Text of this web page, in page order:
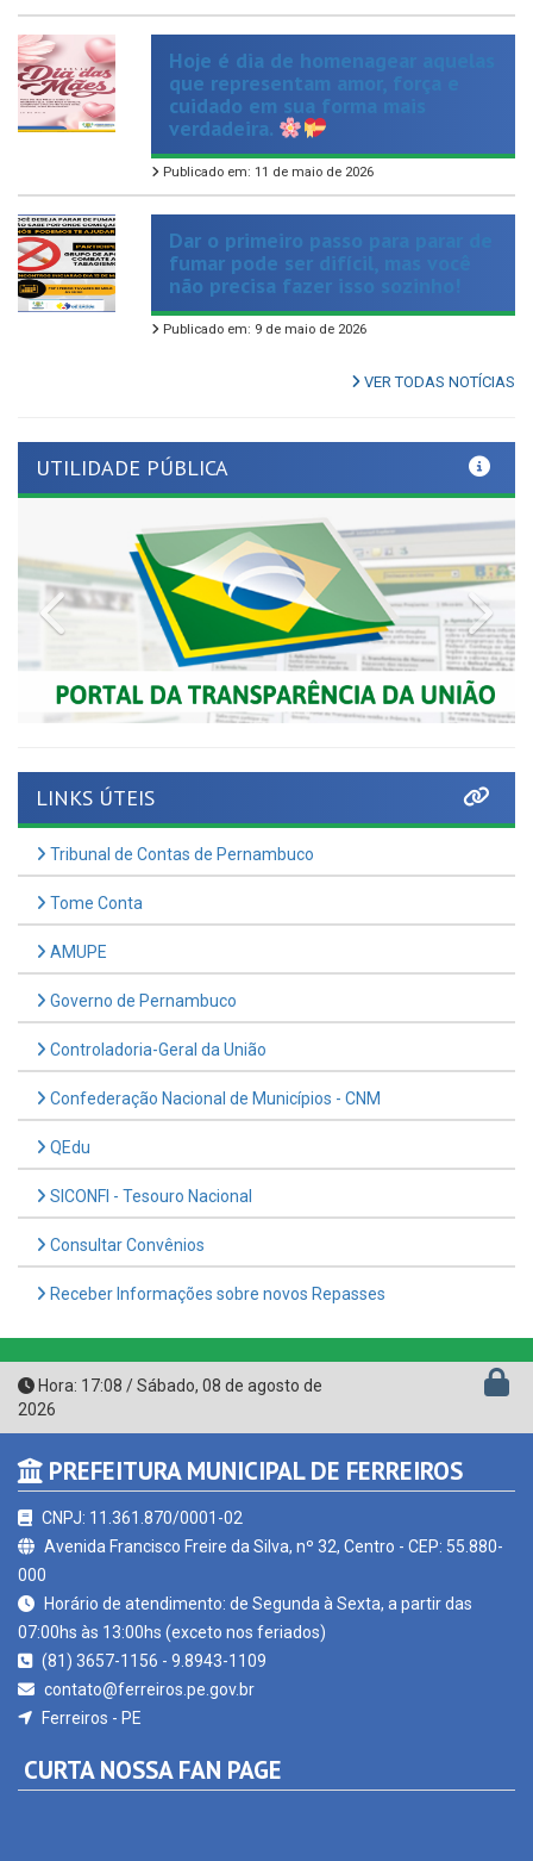
Hoje é dia de homenagear aquelas
que representam amor, força e
cuidado em sua forma mais
verdadeira.
Publicado em: 11 de maio de 2026
Dar o primeiro passo para parar de
fumar pode ser difícil, mas você
não precisa fazer isso sozinho!
Publicado em: 9 de maio de 2026
VER TODAS NOTÍCIAS
Previous
Tribunal de Contas de Pernambuco
Tome Conta
AMUPE
Governo de Pernambuco
Controladoria-Geral da União
Confederação Nacional de Municípios - CNM
QEdu
SICONFI - Tesouro Nacional
Consultar Convênios
Receber Informações sobre novos Repasses
Hora:17:08/Sábado,08 de agosto de
2026
PREFEITURA MUNICIPAL DE FERREIROS
CNPJ: 11.361.870/0001-02
000
Horário de atendimento: de Segunda à Sexta, a partir das
contato@ferreiros.pe.gov.br
Ferreiros - PE
CURTA NOSSA FAN PAGE